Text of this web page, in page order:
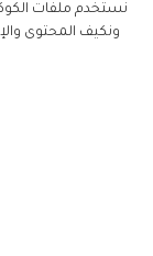
نستخدم ملفات
ونكيف المحتوى